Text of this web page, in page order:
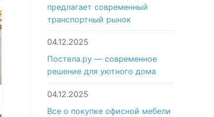
предлагает современный
транспортный рынок
04.12.2025
Постела.ру — современное
решение для уютного дома
04.12.2025
Все о покупке офисной мебели